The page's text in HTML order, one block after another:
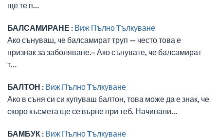
ще те п…
БАЛСАМИРАНЕ : Виж Пълно Tълкуване
Ако сънуваш, че балсамират труп — често това е
признак за заболяване.– Ако сънувате, че балсамират
т…
БАЛТОН : Виж Пълно Tълкуване
Ако в съня си си купуваш балтон, това може да е знак, че
скоро късмета ще се върне при теб. Начинани…
БАМБУК : Виж Пълно Tълкуване